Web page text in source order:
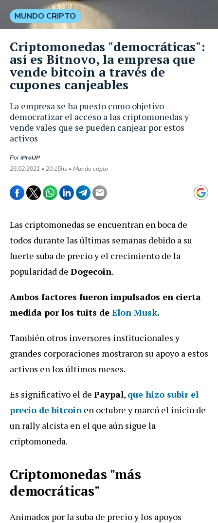
La empresa se ha puesto como objetivo
democratizar el acceso a las criptomonedas y
vende vales que se pueden canjear por estos
activos
PoriProUP
26.02.2021 • 20:15hs • Mundo cripto
MUNDO CRIPTO
Criptomonedas "democráticas":
así es Bitnovo, la empresa que
vende bitcoin a través de
cupones canjeables
Las criptomonedas se encuentran en boca de
todos durante las últimas semanas debido a su
fuerte suba de precio y el crecimiento de la
popularidad de Dogecoin.
Ambos factores fueron impulsados en cierta
medida por los tuits de Elon Musk.
También otros inversores institucionales y
grandes corporaciones mostraron su apoyo a estos
activos en los últimos meses.
Es significativo el de Paypal, que hizo subir el
precio de bitcoin en octubre y marcó el inicio de
un rally alcista en el que aún sigue la
criptomoneda.
Criptomonedas "más
democráticas"
Animados por la suba de precio y los apoyos